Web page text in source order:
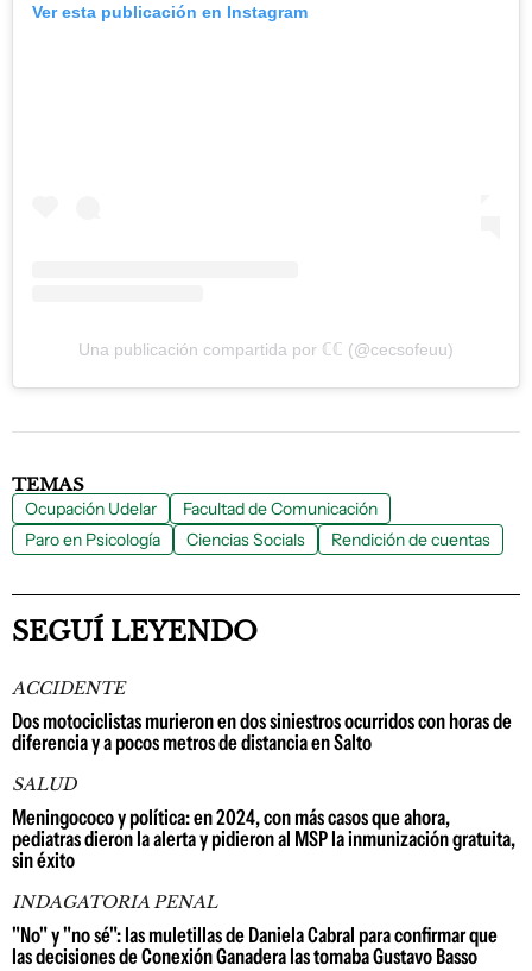
Ver esta publicación en Instagram
Una publicación compartida por ℂℂ (@cecsofeuu)
TEMAS
Ocupación Udelar
Facultad de Comunicación
Paro en Psicología
Ciencias Socials Rendición de cuentas
SEGUÍ LEYENDO
ACCIDENTE
Dos motociclistas murieron en dos siniestros ocurridos con horas de
diferencia y a pocos metros de distancia en Salto
SALUD
Meningococo y política: en 2024, con más casos que ahora,
pediatras dieron la alerta y pidieron al MSP la inmunización gratuita,
sin éxito
INDAGATORIA PENAL
"No" y "no sé": las muletillas de Daniela Cabral para confirmar que
las decisiones de Conexión Ganadera las tomaba Gustavo Basso